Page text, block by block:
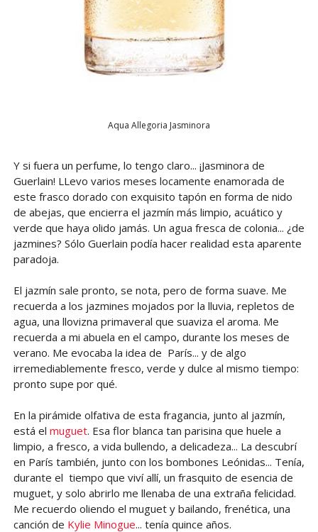
Aqua Allegoria Jasminora
Y si fuera un perfume, lo tengo claro... ¡Jasminora de
Guerlain! LLevo varios meses locamente enamorada de
este frasco dorado con exquisito tapón en forma de nido
de abejas, que encierra el jazmín más limpio, acuático y
verde que haya olido jamás. Un agua fresca de colonia... ¿de
jazmines? Sólo Guerlain podía hacer realidad esta aparente
paradoja.
El jazmín sale pronto, se nota, pero de forma suave. Me
recuerda a los jazmines mojados por la lluvia, repletos de
agua, una llovizna primaveral que suaviza el aroma. Me
recuerda a mi abuela en el campo, durante los meses de
verano. Me evocaba la idea de París... y de algo
irremediablemente fresco, verde y dulce al mismo tiempo:
pronto supe por qué.
En la pirámide olfativa de esta fragancia, junto al jazmín,
está el muguet. Esa flor blanca tan parisina que huele a
limpio, a fresco, a vida bullendo, a delicadeza... La descubrí
en París también, junto con los bombones Leónidas... Tenía,
durante el tiempo que viví allí, un frasquito de esencia de
muguet, y solo abrirlo me llenaba de una extraña felicidad.
Me recuerdo oliendo el muguet y bailando, frenética, una
canción de Kylie Minogue... tenía quince años.